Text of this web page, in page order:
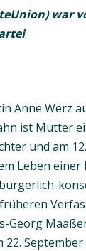
war
Anne Werz
ist Mutter
und am
Leben einer
Georg
22.